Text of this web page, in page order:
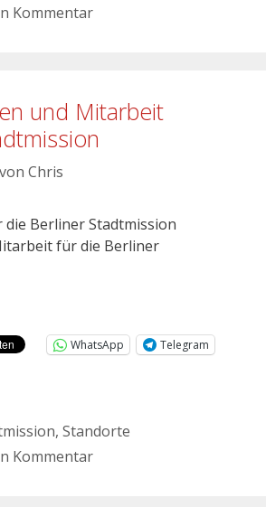
Kommentar
und Mitarbeit
von Chris
die Berliner Stadtmission
für die Berliner
WhatsApp
Telegram
, Standorte
Kommentar